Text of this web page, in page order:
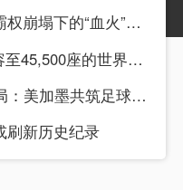
2026美加墨世界杯：霸权崩塌下的“血火”狂欢
“多伦多BMO Field扩容至45,500座的世界杯声场适配性仿真分析（2026）”
2026世界杯48队新格局：美加墨共筑足球盛宴，北美势力版图全面重构
刷新历史纪录